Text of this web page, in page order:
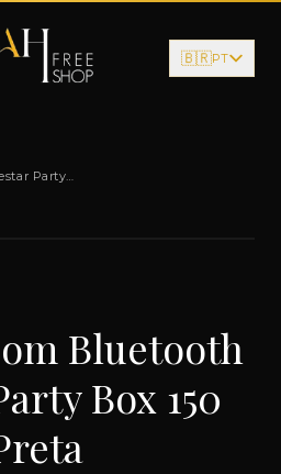
🇧🇷PT
Party
Bluetooth
Box 150